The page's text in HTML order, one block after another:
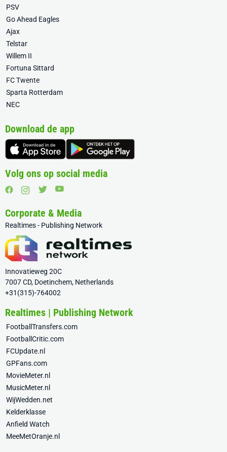
PSV
Go Ahead Eagles
Ajax
Telstar
Willem II
Fortuna Sittard
FC Twente
Sparta Rotterdam
NEC
Download de app
Volg ons op social media
Corporate & Media
Realtimes - Publishing Network
Innovatieweg 20C
7007 CD, Doetinchem, Netherlands
+31(315)-764002
Realtimes | Publishing Network
FootballTransfers.com
FootballCritic.com
FCUpdate.nl
GPFans.com
MovieMeter.nl
MusicMeter.nl
WijWedden.net
Kelderklasse
Anfield Watch
MeeMetOranje.nl